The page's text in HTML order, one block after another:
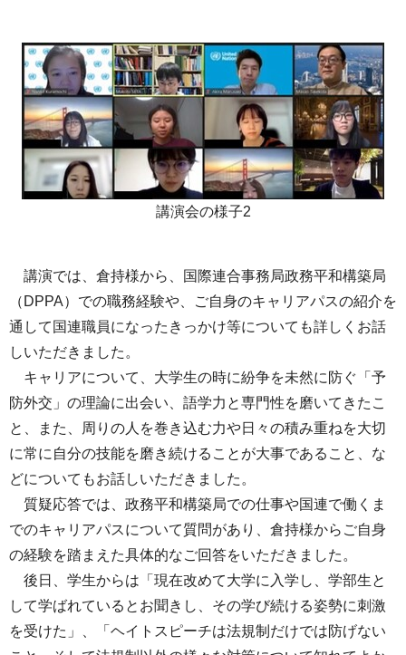
講演会の様子2
講演では、倉持様から、国際連合事務局政務平和構築局
（DPPA）での職務経験や、ご自身のキャリアパスの紹介を
通して国連職員になったきっかけ等についても詳しくお話
しいただきました。
キャリアについて、大学生の時に紛争を未然に防ぐ「予
防外交」の理論に出会い、語学力と専門性を磨いてきたこ
と、また、周りの人を巻き込む力や日々の積み重ねを大切
に常に自分の技能を磨き続けることが大事であること、な
どについてもお話しいただきました。
質疑応答では、政務平和構築局での仕事や国連で働くま
でのキャリアパスについて質問があり、倉持様からご自身
の経験を踏まえた具体的なご回答をいただきました。
後日、学生からは「現在改めて大学に入学し、学部生と
して学ばれているとお聞きし、その学び続ける姿勢に刺激
を受けた」、「ヘイトスピーチは法規制だけでは防げない